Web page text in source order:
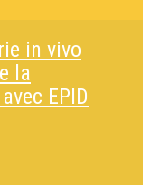
in vivo
la
EPID